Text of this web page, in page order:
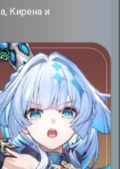
Кирена и